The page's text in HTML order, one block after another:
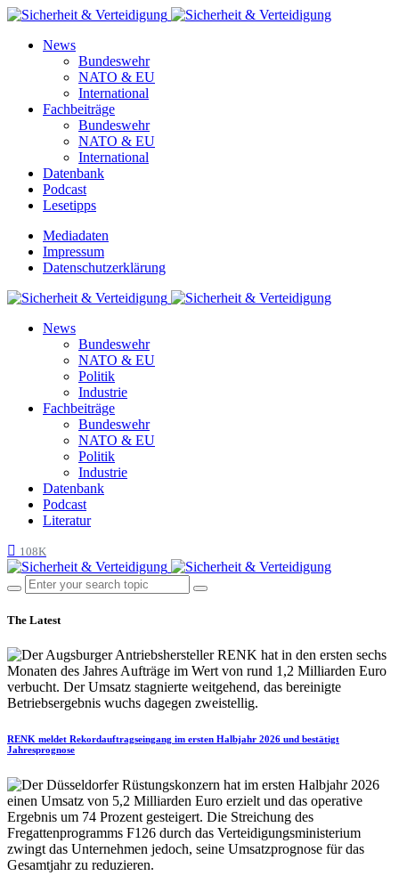
News
Bundeswehr
NATO & EU
International
Fachbeiträge
Bundeswehr
NATO & EU
International
Datenbank
Podcast
Lesetipps
Mediadaten
Impressum
Datenschutzerklärung
News
Bundeswehr
NATO & EU
Politik
Industrie
Fachbeiträge
Bundeswehr
NATO & EU
Politik
Industrie
Datenbank
Podcast
Literatur
108K
The Latest
RENK meldet Rekordauftragseingang im ersten Halbjahr 2026 und bestätigt
Jahresprognose